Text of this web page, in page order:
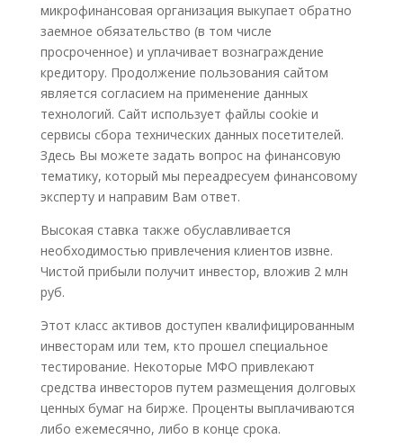
микрофинансовая организация выкупает обратно
заемное обязательство (в том числе
просроченное) и уплачивает вознаграждение
кредитору. Продолжение пользования сайтом
является согласием на применение данных
технологий. Сайт использует файлы cookie и
сервисы сбора технических данных посетителей.
Здесь Вы можете задать вопрос на финансовую
тематику, который мы переадресуем финансовому
эксперту и направим Вам ответ.
Высокая ставка также обуславливается
необходимостью привлечения клиентов извне.
Чистой прибыли получит инвестор, вложив 2 млн
руб.
Этот класс активов доступен квалифицированным
инвесторам или тем, кто прошел специальное
тестирование. Некоторые МФО привлекают
средства инвесторов путем размещения долговых
ценных бумаг на бирже. Проценты выплачиваются
либо ежемесячно, либо в конце срока.